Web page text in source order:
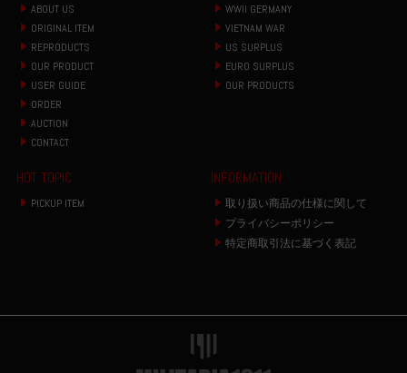
ABOUT US
ORIGINAL ITEM
REPRODUCTS
OUR PRODUCT
USER GUIDE
ORDER
AUCTION
CONTACT
WWII GERMANY
VIETNAM WAR
US SURPLUS
EURO SURPLUS
OUR PRODUCTS
HOT TOPIC
PICKUP ITEM
INFORMATION
取り扱い商品の仕様に関して
プライバシーポリシー
特定商取引法に基づく表記